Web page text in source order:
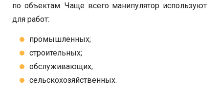
по объектам. Чаще всего манипулятор используют
для работ:
промышленных;
строительных;
обслуживающих;
сельскохозяйственных.